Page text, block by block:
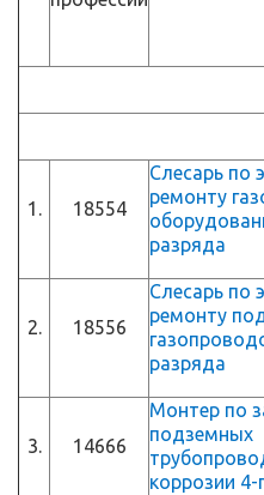
1. 18554
Слесарь по
ремонту
разряда
2. 18556
Слесарь по
ремонту
разряда
3. 14666
Монтер по
подземных
коррозии 4-